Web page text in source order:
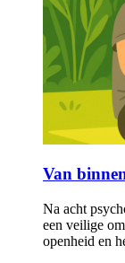
Van
Na acht
een veilige
openheid en